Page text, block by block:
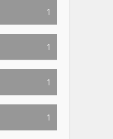
1
1
1
1